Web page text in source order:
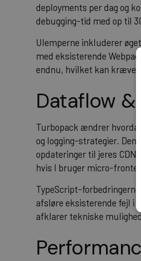
deployments per dag og
debugging-tid med op til
Ulemperne inkluderer
med eksisterende
endnu, hvilket kan kræve
Dataflow
Turbopack ændrer
og logging-strategier.
opdateringer til jeres
hvis I bruger micro-
TypeScript-
afsløre eksisterende fejl i
afklarer tekniske